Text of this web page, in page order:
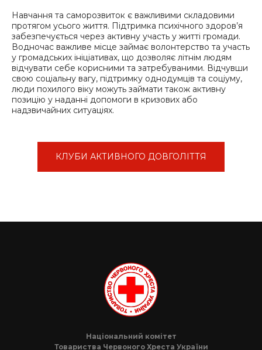
Навчання та саморозвиток є важливими складовими
протягом усього життя. Підтримка психічного здоров’я
забезпечується через активну участь у житті громади.
Водночас важливе місце займає волонтерство та участь
у громадських ініціативах, що дозволяє літнім людям
відчувати себе корисними та затребуваними. Відчувши
свою соціальну вагу, підтримку однодумців та соціуму,
люди похилого віку можуть займати також активну
позицію у наданні допомоги в кризових або
надзвичайних ситуаціях.
КЛУБИ АКТИВНОГО ДОВГОЛІТТЯ
Національний комітет
Товариства Червоного Хреста України